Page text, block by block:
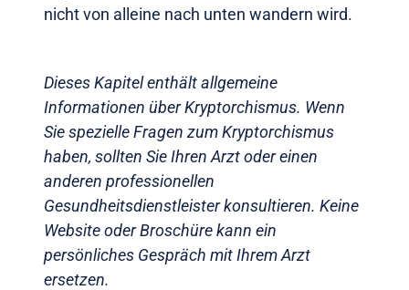
nicht von alleine nach unten wandern wird.
Dieses Kapitel enthält allgemeine
Informationen über Kryptorchismus. Wenn
Sie spezielle Fragen zum Kryptorchismus
haben, sollten Sie Ihren Arzt oder einen
anderen professionellen
Gesundheitsdienstleister konsultieren. Keine
Website oder Broschüre kann ein
persönliches Gespräch mit Ihrem Arzt
ersetzen.